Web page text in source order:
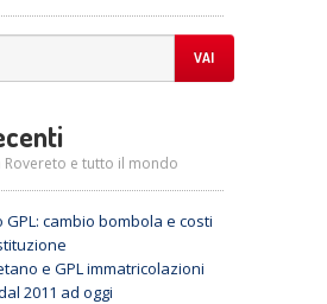
VAI
e tutto il mondo
GPL: cambio bombola e costi
e GPL immatricolazioni
2011 ad oggi